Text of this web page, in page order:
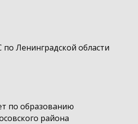
Ленинградской области
по образованию
района